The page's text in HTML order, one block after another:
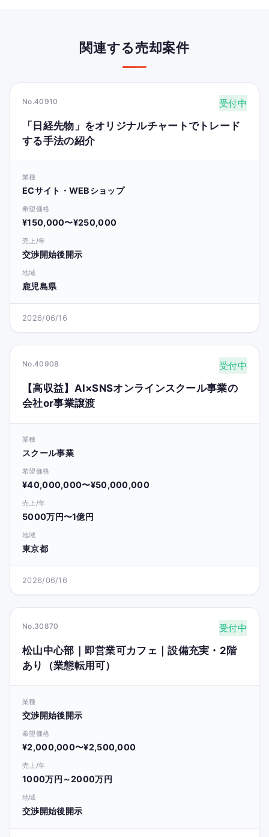
関連する売却案件
No.40910 受付中
「日経先物」をオリジナルチャートでトレード
する手法の紹介
業種
ECサイト・WEBショップ
希望価格
¥150,000〜¥250,000
売上/年
交渉開始後開示
地域
鹿児島県
2026/06/16
No.40908 受付中
【高収益】AI×SNSオンラインスクール事業の
会社or事業譲渡
業種
スクール事業
希望価格
¥40,000,000〜¥50,000,000
売上/年
5000万円〜1億円
地域
東京都
2026/06/16
No.30870 受付中
松山中心部｜即営業可カフェ｜設備充実・2階
あり（業態転用可）
業種
交渉開始後開示
希望価格
¥2,000,000〜¥2,500,000
売上/年
1000万円～2000万円
地域
交渉開始後開示